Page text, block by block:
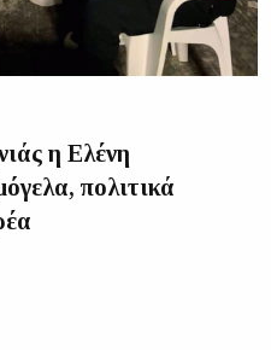
η Ελένη
πολιτικά